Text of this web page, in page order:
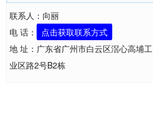
联系人：向丽
电 话：
点击获取联系方式
地 址：广东省广州市白云区滘心高埔工
业区路2号B2栋